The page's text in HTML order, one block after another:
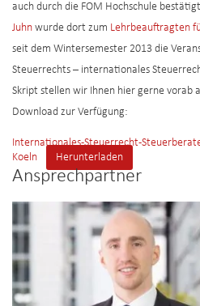
auch durch die FOM Hochschule
Juhn wurde dort zum Lehrbeauftragten
seit dem Wintersemester 2013 die
Steuerrechts – internationales
Skript stellen wir Ihnen hier gerne vorab
Download zur Verfügung:
Internationales-Steuerrecht-
Koeln
Herunterladen
Ansprechpartner